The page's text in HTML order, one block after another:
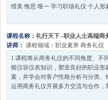
维美 惟思 唯一 学习职场礼仪 个人形
课程名称： 礼行天下--职业人士高端商
讲师： 课程领域： 职业素养 商务礼仪
1.课程将从商务礼仪的不同角度、不
握仪容仪表知识，塑造良好的职业
素，并学会对客户性格分析与分类
运用商务礼仪开展多方交流与合作